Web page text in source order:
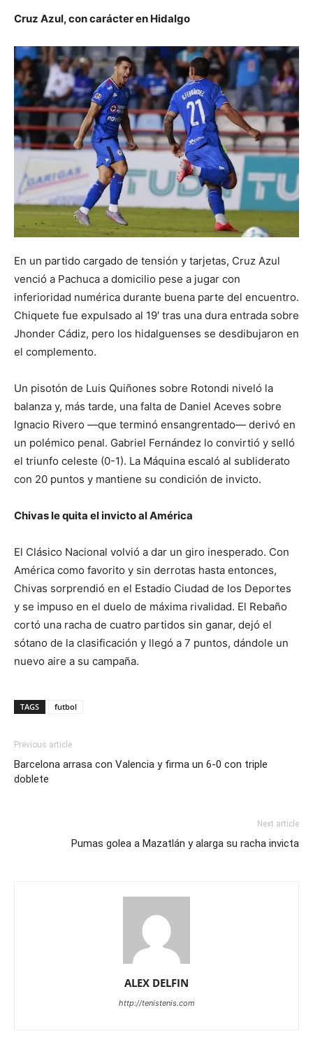
Cruz Azul, con carácter en Hidalgo
En un partido cargado de tensión y tarjetas, Cruz Azul
venció a Pachuca a domicilio pese a jugar con
inferioridad numérica durante buena parte del encuentro.
Chiquete fue expulsado al 19′ tras una dura entrada sobre
Jhonder Cádiz, pero los hidalguenses se desdibujaron en
el complemento.
Un pisotón de Luis Quiñones sobre Rotondi niveló la
balanza y, más tarde, una falta de Daniel Aceves sobre
Ignacio Rivero —que terminó ensangrentado— derivó en
un polémico penal. Gabriel Fernández lo convirtió y selló
el triunfo celeste (0-1). La Máquina escaló al subliderato
con 20 puntos y mantiene su condición de invicto.
Chivas le quita el invicto al América
El Clásico Nacional volvió a dar un giro inesperado. Con
América como favorito y sin derrotas hasta entonces,
Chivas sorprendió en el Estadio Ciudad de los Deportes
y se impuso en el duelo de máxima rivalidad. El Rebaño
cortó una racha de cuatro partidos sin ganar, dejó el
sótano de la clasificación y llegó a 7 puntos, dándole un
nuevo aire a su campaña.
TAGS futbol
Previous article
Barcelona arrasa con Valencia y firma un 6-0 con triple
doblete
Next article
Pumas golea a Mazatlán y alarga su racha invicta
ALEX DELFIN
http://tenistenis.com